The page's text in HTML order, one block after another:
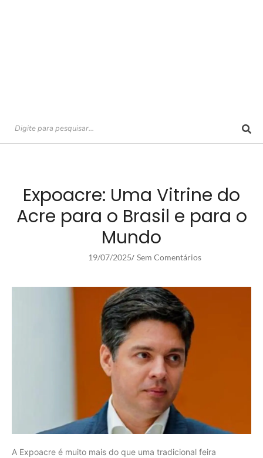
Expoacre: Uma Vitrine do
Acre para o Brasil e para o
Mundo
19/07/2025/ Sem Comentários
A Expoacre é muito mais do que uma tradicional feira